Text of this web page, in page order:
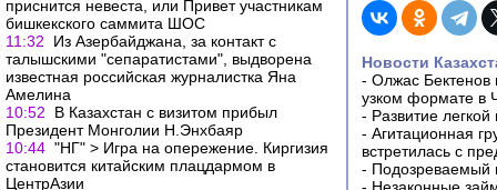
приснится невеста, или Привет участникам
бишкекского саммита ШОС
11:32
Из Азербайджана, за контакт с
талышскими "сепаратистами", выдворена
известная российская журналистка Яна
Амелина
10:52
В Казахстан с визитом прибыл
Президент Монголии Н.Энхбаяр
10:44 "НГ" > Игра на опережение. Киргизия
становится китайским плацдармом в
ЦентрАзии
Новости
- Олжас Бектенов
узком формате в
- Развитие
- Агитационная
встретилась с
- Подозреваемый